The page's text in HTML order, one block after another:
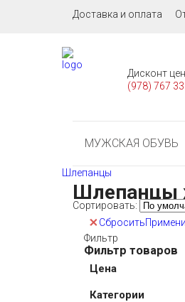
Доставка и оплата
Дисконт
(978) 767
МУЖСКАЯ ОБУВЬ
Шлепанцы
Шлепанцы
Сортировать:
Сбросить
Фильтр
Фильтр товаров
Цена
Категории